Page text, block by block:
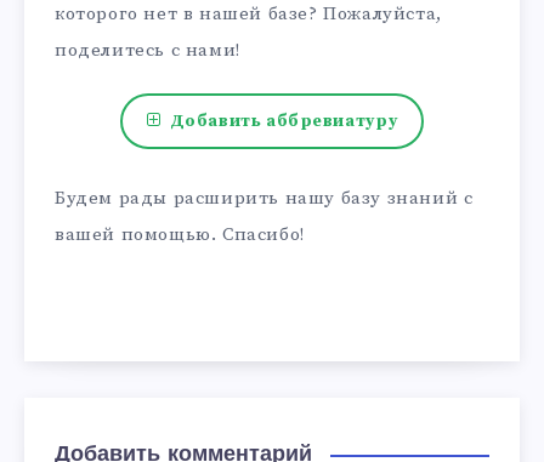
которого нет в нашей базе? Пожалуйста,
поделитесь с нами!
Добавить аббревиатуру
Будем рады расширить нашу базу знаний с
вашей помощью. Спасибо!
Добавить комментарий